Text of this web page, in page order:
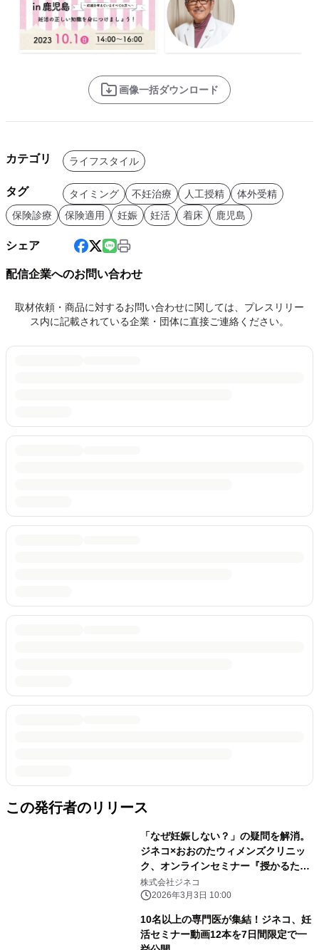
画像一括ダウンロード
カテゴリ ライフスタイル
タグ タイミング 不妊治療 人工授精
体外受精
保険診療
保険適用 妊娠 妊活 着床 鹿児島
シェア
配信企業へのお問い合わせ
取材依頼・商品に対するお問い合わせに関しては、プレスリリー
ス内に記載されている企業・団体に直接ご連絡ください。
この発行者のリリース
「なぜ妊娠しない？」の疑問を解消。
ジネコ×おおのたウィメンズクリニッ
ク、オンラインセミナー『授かるため
の新常識』を4月4日より配信開始
株式会社ジネコ
2026年3月3日 10:00
10名以上の専門医が集結！ジネコ、妊
活セミナー動画12本を7日間限定で一